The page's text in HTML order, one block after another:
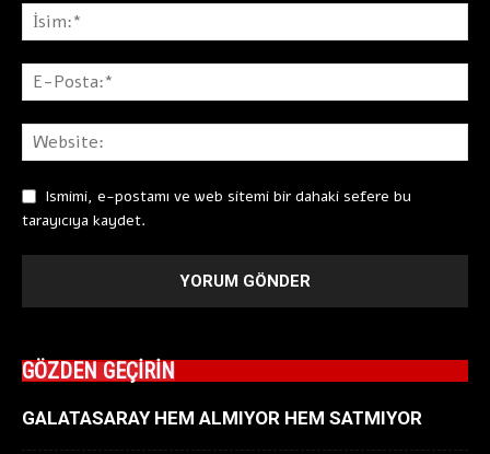
Ismimi, e-postamı ve web sitemi bir dahaki sefere bu
tarayıcıya kaydet.
GÖZDEN GEÇİRİN
GALATASARAY HEM ALMIYOR HEM SATMIYOR